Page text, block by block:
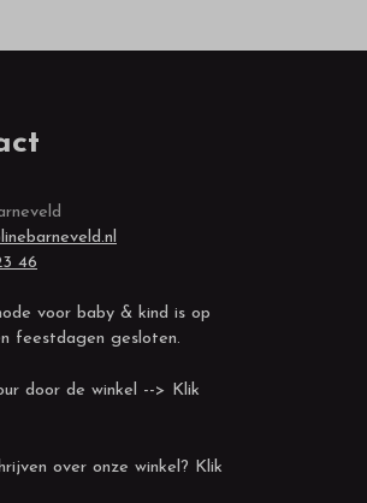
46
voor baby & kind is op
feestdagen gesloten.
door de winkel --> Klik
over onze winkel? Klik